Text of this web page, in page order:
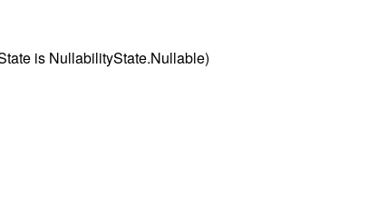
is NullabilityState.Nullable)